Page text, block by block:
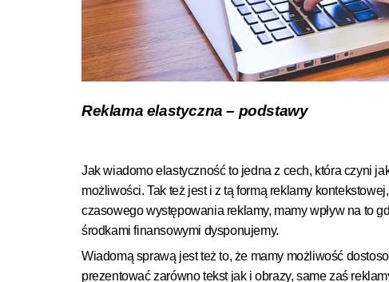
Reklama elastyczna – podstawy
Jak wiadomo elastyczność to jedna z cech, która czyni
możliwości. Tak też jest i z tą formą reklamy
czasowego występowania reklamy, mamy wpływ na to
środkami finansowymi dysponujemy.
Wiadomą sprawą jest też to, że mamy możliwość
prezentować zarówno tekst jak i obrazy, same zaś